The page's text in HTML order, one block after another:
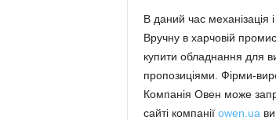
В даний час механізація
Вручну в харчовій
купити обладнання для
пропозиціями. Фірми-
Компанія Овен може
сайті компанії owen.ua